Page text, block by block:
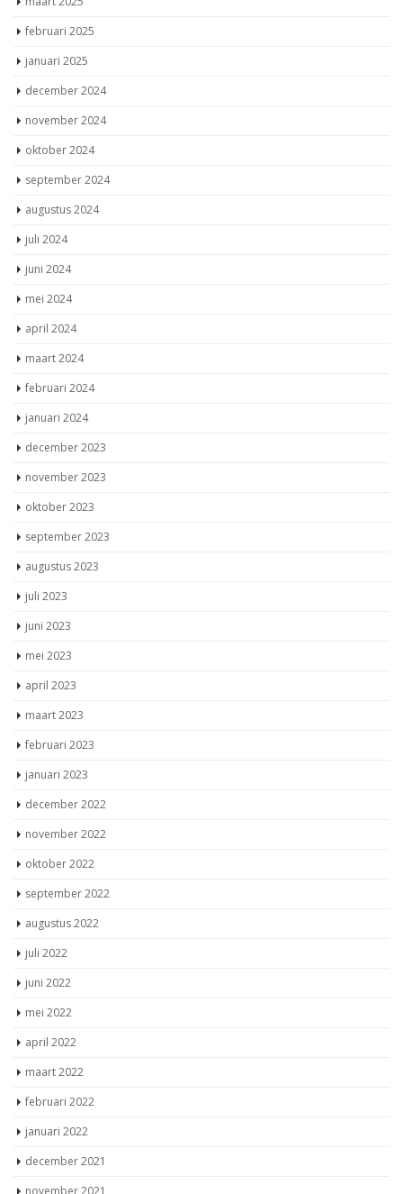
februari 2025
januari 2025
december 2024
november 2024
oktober 2024
september 2024
augustus 2024
juli 2024
juni 2024
mei 2024
april 2024
maart 2024
februari 2024
januari 2024
december 2023
november 2023
oktober 2023
september 2023
augustus 2023
juli 2023
juni 2023
mei 2023
april 2023
maart 2023
februari 2023
januari 2023
december 2022
november 2022
oktober 2022
september 2022
augustus 2022
juli 2022
juni 2022
mei 2022
april 2022
maart 2022
februari 2022
januari 2022
december 2021
november 2021